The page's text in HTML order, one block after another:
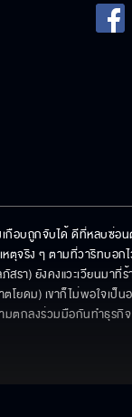
กือบถูกจับได้ ดีที่หลบซ่อ
ตุจริง ๆ ตามที่วาริทบอก
รา) ยังคงแวะเวียนมาที่ร้
โยดม) เขาก็ไม่พอใจเป็น
มตกลงร่วมมือกันทำธุรกิ